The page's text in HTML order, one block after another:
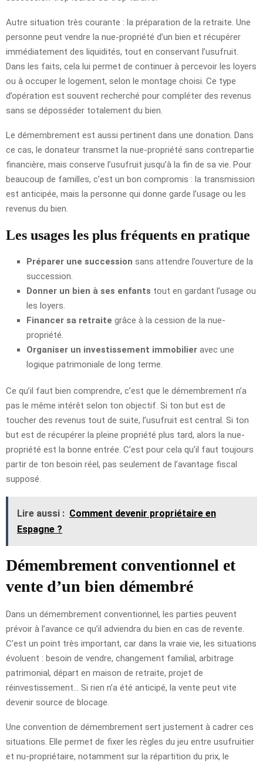
Autre situation très courante : la préparation de la retraite. Une
personne peut vendre la nue-propriété d’un bien et récupérer
immédiatement des liquidités, tout en conservant l’usufruit.
Dans les faits, cela lui permet de continuer à percevoir les loyers
ou à occuper le logement, selon le montage choisi. Ce type
d’opération est souvent recherché pour compléter des revenus
sans se déposséder totalement du bien.
Le démembrement est aussi pertinent dans une donation. Dans
ce cas, le donateur transmet la nue-propriété sans contrepartie
financière, mais conserve l’usufruit jusqu’à la fin de sa vie. Pour
beaucoup de familles, c’est un bon compromis : la transmission
est anticipée, mais la personne qui donne garde l’usage ou les
revenus du bien.
Les usages les plus fréquents en pratique
Préparer une succession sans attendre l’ouverture de la
succession.
Donner un bien à ses enfants tout en gardant l’usage ou
les loyers.
Financer sa retraite grâce à la cession de la nue-
propriété.
Organiser un investissement immobilier avec une
logique patrimoniale de long terme.
Ce qu’il faut bien comprendre, c’est que le démembrement n’a
pas le même intérêt selon ton objectif. Si ton but est de
toucher des revenus tout de suite, l’usufruit est central. Si ton
but est de récupérer la pleine propriété plus tard, alors la nue-
propriété est la bonne entrée. C’est pour cela qu’il faut toujours
partir de ton besoin réel, pas seulement de l’avantage fiscal
supposé.
Lire aussi : Comment devenir propriétaire en
Espagne ?
Démembrement conventionnel et
vente d’un bien démembré
Dans un démembrement conventionnel, les parties peuvent
prévoir à l’avance ce qu’il adviendra du bien en cas de revente.
C’est un point très important, car dans la vraie vie, les situations
évoluent : besoin de vendre, changement familial, arbitrage
patrimonial, départ en maison de retraite, projet de
réinvestissement… Si rien n’a été anticipé, la vente peut vite
devenir source de blocage.
Une convention de démembrement sert justement à cadrer ces
situations. Elle permet de fixer les règles du jeu entre usufruitier
et nu-propriétaire, notamment sur la répartition du prix, le